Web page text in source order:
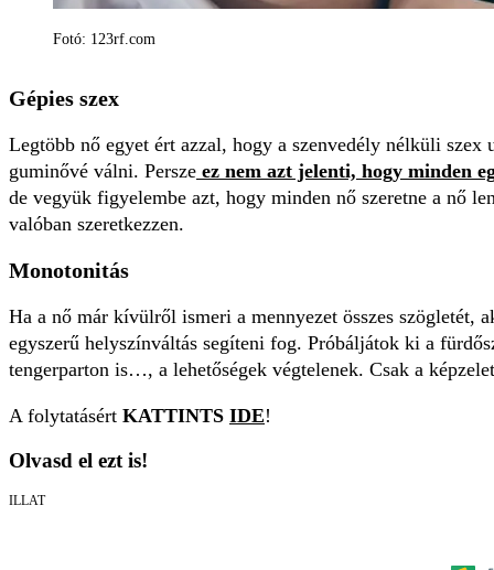
Fotó: 123rf.com
Gépies szex
Legtöbb nő egyet ért azzal, hogy a szenvedély nélküli szex
guminővé válni. Persze ez nem azt jelenti, hogy minden
de vegyük figyelembe azt, hogy minden nő szeretne a nő
valóban szeretkezzen.
Monotonitás
Ha a nő már kívülről ismeri a mennyezet összes szögletét,
egyszerű helyszínváltás segíteni fog. Próbáljátok ki a
tengerparton is…, a lehetőségek végtelenek. Csak a
A folytatásért KATTINTS IDE!
Olvasd el ezt is!
ILLAT